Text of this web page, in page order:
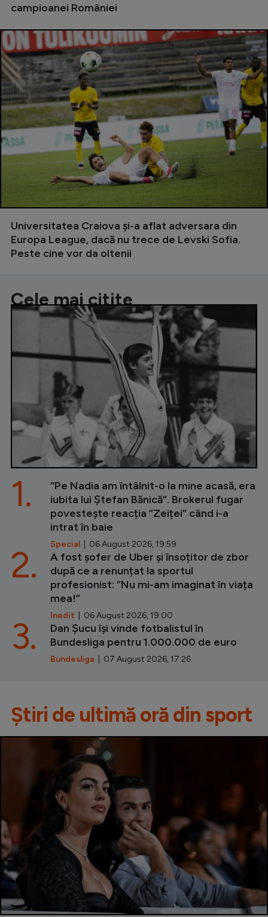
campioanei României
Universitatea Craiova și-a aflat adversara din
Europa League, dacă nu trece de Levski Sofia.
Peste cine vor da oltenii
Cele mai citite
”Pe Nadia am întâlnit-o la mine acasă, era
iubita lui Ștefan Bănică”. Brokerul fugar
povestește reacția ”Zeiței” când i-a
intrat în baie
Special | 06 August 2026, 19:59
1.
A fost șofer de Uber și însoțitor de zbor
după ce a renunțat la sportul
profesionist: ”Nu mi-am imaginat în viața
mea!”
Inedit | 06 August 2026, 19:00
2.
Dan Șucu își vinde fotbalistul în
Bundesliga pentru 1.000.000 de euro
Bundesliga | 07 August 2026, 17:26
3.
Știri de ultimă oră din sport